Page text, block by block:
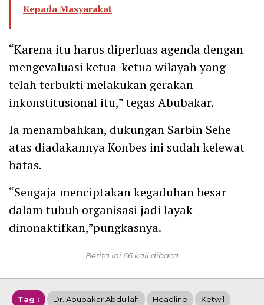
Kepada Masyarakat
“Karena itu harus diperluas agenda dengan
mengevaluasi ketua-ketua wilayah yang
telah terbukti melakukan gerakan
inkonstitusional itu,” tegas Abubakar.
Ia menambahkan, dukungan Sarbin Sehe
atas diadakannya Konbes ini sudah kelewat
batas.
“Sengaja menciptakan kegaduhan besar
dalam tubuh organisasi jadi layak
dinonaktifkan,”pungkasnya.
Berita ini 66 kali dibaca
Tag : Dr. Abubakar Abdullah Headline Ketwil